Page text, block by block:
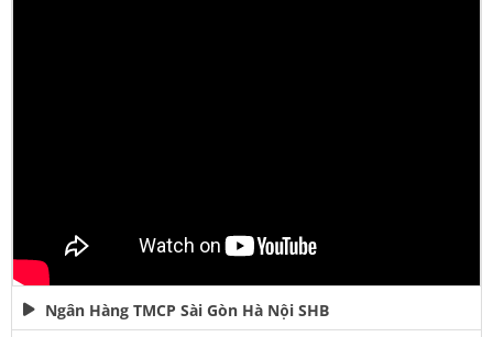
Ngân Hàng TMCP Sài Gòn Hà Nội SHB